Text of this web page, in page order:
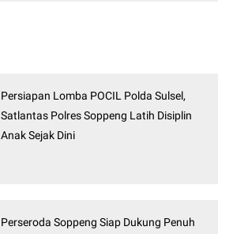
Persiapan Lomba POCIL Polda Sulsel,
Satlantas Polres Soppeng Latih Disiplin
Anak Sejak Dini
Perseroda Soppeng Siap Dukung Penuh